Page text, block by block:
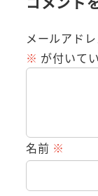
メールアド
※ が付いて
名前 ※